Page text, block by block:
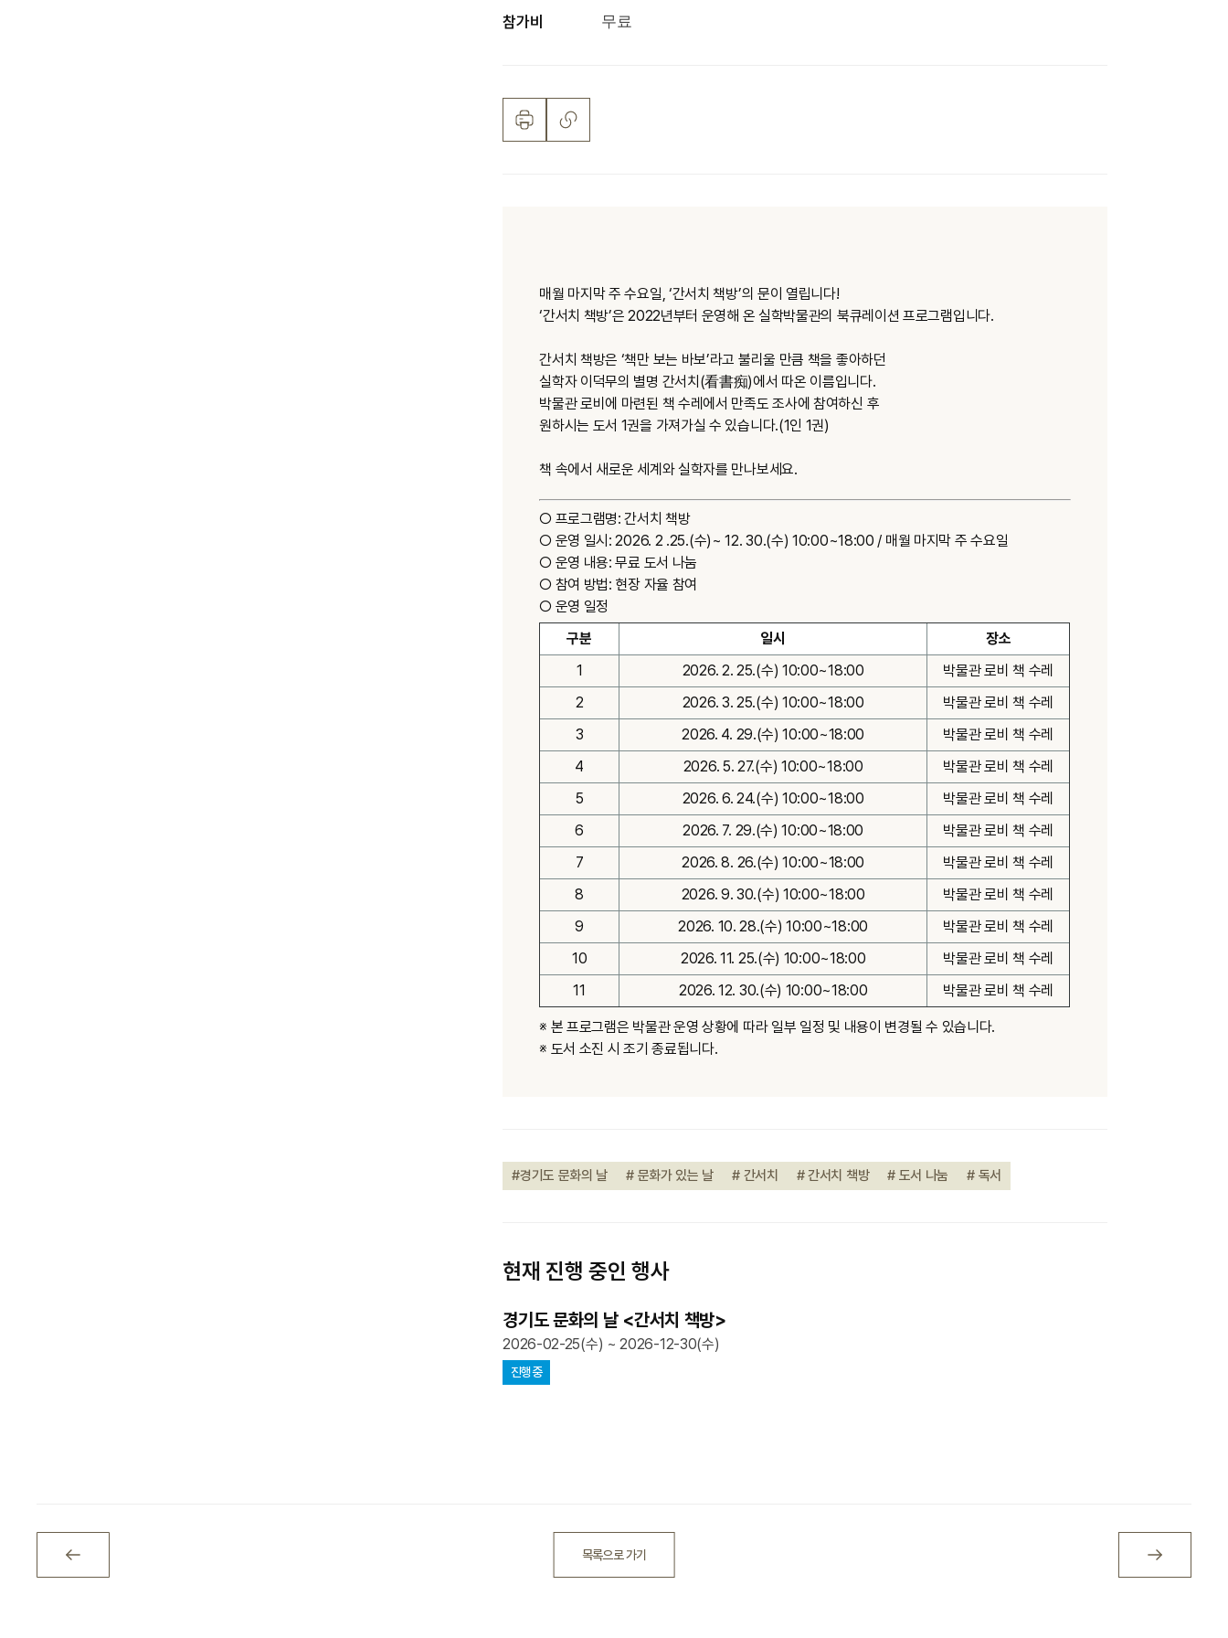
참가비 무료
매월 마지막 주 수요일, ‘간서치 책방’의 문이 열립니다!
‘간서치 책방’은 2022년부터 운영해 온 실학박물관의 북큐레이션 프로그램입니다.
간서치 책방은 ‘책만 보는 바보’라고 불리울 만큼 책을 좋아하던
실학자 이덕무의 별명 간서치(看書痴)에서 따온 이름입니다.
박물관 로비에 마련된 책 수레에서 만족도 조사에 참여하신 후
원하시는 도서 1권을 가져가실 수 있습니다.(1인 1권)
책 속에서 새로운 세계와 실학자를 만나보세요.
○ 프로그램명: 간서치 책방
○ 운영 일시: 2026. 2 .25.(수)~ 12. 30.(수) 10:00~18:00 / 매월 마지막 주 수요일
○ 운영 내용: 무료 도서 나눔
○ 참여 방법: 현장 자율 참여
○ 운영 일정
구분
일시
장소
1
2026. 2. 25.(수) 10:00~18:00
박물관 로비 책 수레
2
2026. 3. 25.(수) 10:00~18:00
박물관 로비 책 수레
3
2026. 4. 29.(수) 10:00~18:00
박물관 로비 책 수레
4
2026. 5. 27.(수) 10:00~18:00
박물관 로비 책 수레
5
2026. 6. 24.(수) 10:00~18:00
박물관 로비 책 수레
6
2026. 7. 29.(수) 10:00~18:00
박물관 로비 책 수레
7
2026. 8. 26.(수) 10:00~18:00
박물관 로비 책 수레
8
2026. 9. 30.(수) 10:00~18:00
박물관 로비 책 수레
9
2026. 10. 28.(수) 10:00~18:00
박물관 로비 책 수레
10
2026. 11. 25.(수) 10:00~18:00
박물관 로비 책 수레
11
2026. 12. 30.(수) 10:00~18:00 박물관 로비 책 수레
※ 본 프로그램은 박물관 운영 상황에 따라 일부 일정 및 내용이 변경될 수 있습니다.
※ 도서 소진 시 조기 종료됩니다.
#경기도 문화의 날 # 문화가 있는 날 # 간서치 # 간서치 책방 # 도서 나눔 # 독서
현재 진행 중인 행사
경기도 문화의 날 <간서치 책방>
2026-02-25(수) ~ 2026-12-30(수)
진행중
목록으로 가기